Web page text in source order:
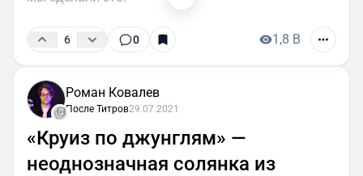
6 0 1,8 B
Роман Ковалев
После Титров29.07.2021
«Круиз по джунглям» —
неоднозначная солянка из